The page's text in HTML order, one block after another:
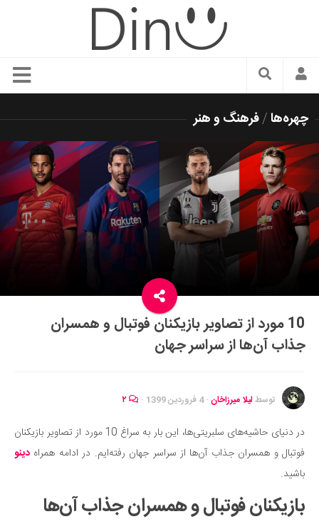
سبک زندگی
زیبایی و آرایش
شیک پوشی
دکوراسیون و چیدمان
غذا
رستوران گردی
سفر و گردشگری
ایران گردی
جهان گردی
موفقیت و مهارت‌های فردی
تغذیه سالم
بیماری و درمان
کودک و مادر
چهره‌ها/فرهنگ و هنر
10 مورد از تصاویر بازیکنان فوتبال و همسران
جذاب آن‌ها از سراسر جهان
توسطلیلا میرزاخان ·4 فروردین 1399 ·
در دنیای حاشیه‌های سلبریتی‌ها، این بار به سراغ 10 مورد از تصاویر بازیکنان
فوتبال و همسران جذاب آن‌ها از سراسر جهان رفته‌ایم. در ادامه همراه دینو
باشید.
بازیکنان فوتبال و همسران جذاب آن‌ها